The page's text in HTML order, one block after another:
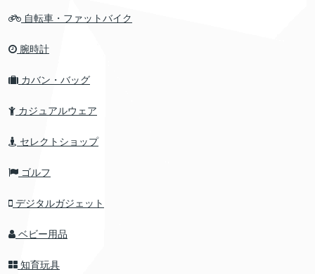
自転車・ファットバイク
腕時計
カバン・バッグ
カジュアルウェア
セレクトショップ
ゴルフ
デジタルガジェット
ベビー用品
知育玩具